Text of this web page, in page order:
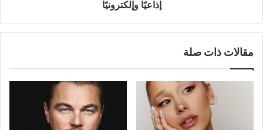
إذاعيًا وإلكترونيًا
مقالات ذات صلة